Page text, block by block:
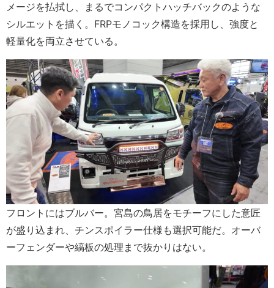
メージを払拭し、まるでコンパクトハッチバックのような
シルエットを描く。FRPモノコック構造を採用し、強度と
軽量化を両立させている。
フロントにはブルバー。宮島の鳥居をモチーフにした意匠
が盛り込まれ、チンスポイラー仕様も選択可能だ。オーバ
ーフェンダーや縞板の処理まで抜かりはない。